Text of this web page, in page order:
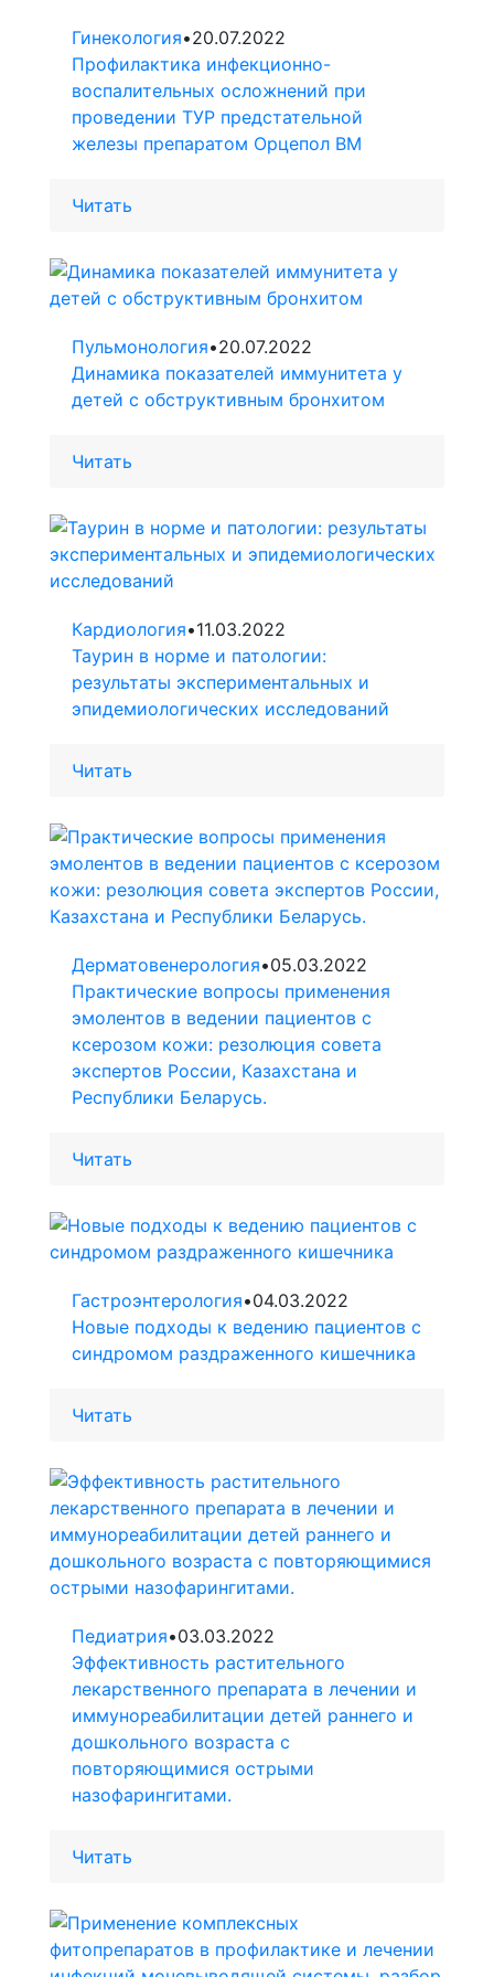
Гинекология•20.07.2022
Профилактика инфекционно-
воспалительных осложнений при
проведении ТУР предстательной
железы препаратом Орцепол BM
Читать
Пульмонология•20.07.2022
Динамика показателей иммунитета у
детей с обструктивным бронхитом
Читать
Кардиология•11.03.2022
Таурин в норме и патологии:
результаты экспериментальных и
эпидемиологических исследований
Читать
Дерматовенерология•05.03.2022
Практические вопросы применения
эмолентов в ведении пациентов с
ксерозом кожи: резолюция совета
экспертов России, Казахстана и
Республики Беларусь.
Читать
Гастроэнтерология•04.03.2022
Новые подходы к ведению пациентов с
синдромом раздраженного кишечника
Читать
Педиатрия•03.03.2022
Эффективность растительного
лекарственного препарата в лечении и
иммунореабилитации детей раннего и
дошкольного возраста с
повторяющимися острыми
назофарингитами.
Читать